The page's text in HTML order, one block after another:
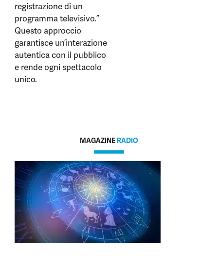
registrazione di un
programma televisivo.”
Questo approccio
garantisce un’interazione
autentica con il pubblico
e rende ogni spettacolo
unico.
MAGAZINE RADIO